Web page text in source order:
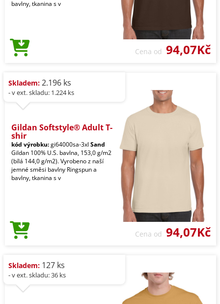
bavlny, tkanina s v
Cena od 94,07Kč
Skladem: 2.196 ks
- v ext. skladu: 1.224 ks
Gildan Softstyle® Adult T-
shir
kód výrobku:gi64000sa-3xl Sand
Gildan 100% U.S. bavlna, 153,0 g/m2
(bílá 144,0 g/m2). Vyrobeno z naší
jemné směsi bavlny Ringspun a
bavlny, tkanina s v
Cena od 94,07Kč
Skladem: 127 ks
- v ext. skladu: 36 ks